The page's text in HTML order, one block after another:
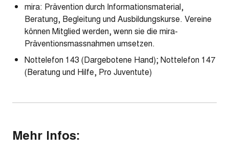
mira: Prävention durch Informationsmaterial,
Beratung, Begleitung und Ausbildungskurse. Vereine
können Mitglied werden, wenn sie die mira-
Präventionsmassnahmen umsetzen.
Nottelefon 143 (Dargebotene Hand); Nottelefon 147
(Beratung und Hilfe, Pro Juventute)
Mehr Infos: